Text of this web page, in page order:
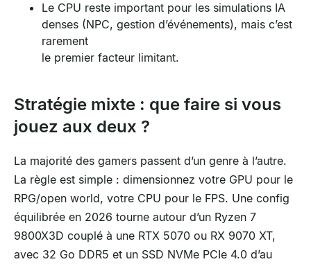
Le CPU reste important pour les simulations IA
denses (NPC, gestion d’événements), mais c’est
rarement
le premier facteur limitant.
Stratégie mixte : que faire si vous
jouez aux deux ?
La majorité des gamers passent d’un genre à l’autre.
La règle est simple : dimensionnez votre GPU pour le
RPG/open world, votre CPU pour le FPS. Une config
équilibrée en 2026 tourne autour d’un Ryzen 7
9800X3D couplé à une RTX 5070 ou RX 9070 XT,
avec 32 Go DDR5 et un SSD NVMe PCIe 4.0 d’au